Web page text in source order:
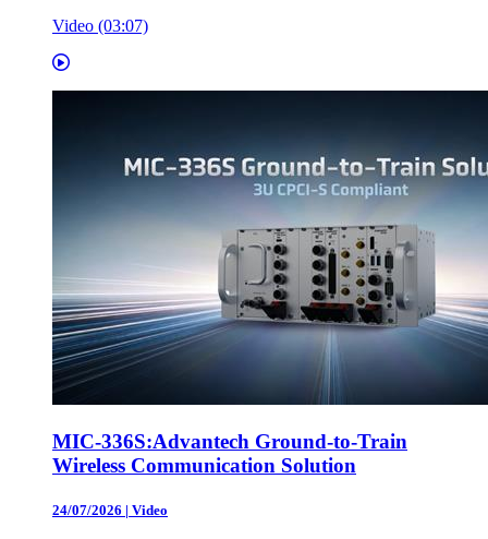
Video (03:07)
MIC-336S:Advantech Ground-to-Train
Wireless Communication Solution
24/07/2026 | Video